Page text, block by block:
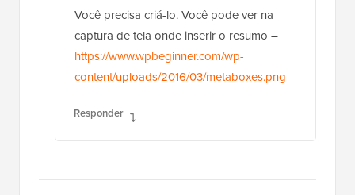
Você precisa criá-lo. Você pode ver na
captura de tela onde inserir o resumo –
https://www.wpbeginner.com/wp-
content/uploads/2016/03/metaboxes.png
Responder